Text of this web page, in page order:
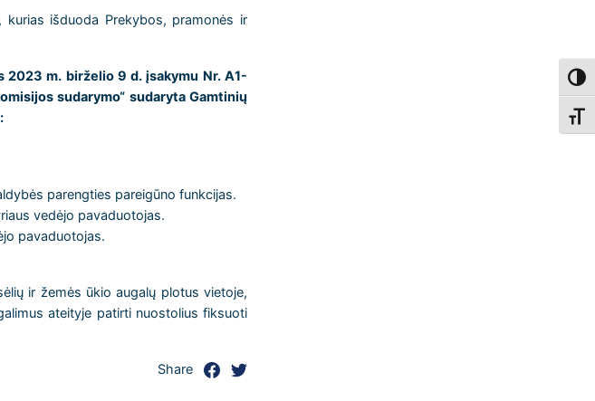
išduoda Prekybos, pramonės ir
m. birželio 9 d. įsakymu Nr. A1-
sudarymo“ sudaryta Gamtinių
parengties pareigūno funkcijas.
vedėjo pavaduotojas.
pavaduotojas.
ir žemės ūkio augalų plotus vietoje,
ateityje patirti nuostolius fiksuoti
Share